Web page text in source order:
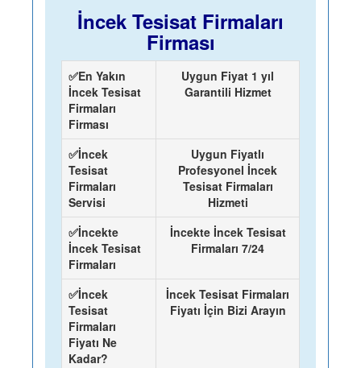
İncek Tesisat Firmaları
Firması
✅En Yakın
İncek Tesisat
Firmaları
Firması
Uygun Fiyat 1 yıl
Garantili Hizmet
✅İncek
Tesisat
Firmaları
Servisi
Uygun Fiyatlı
Profesyonel İncek
Tesisat Firmaları
Hizmeti
✅İncekte
İncek Tesisat
Firmaları
İncekte İncek Tesisat
Firmaları 7/24
✅İncek
Tesisat
Firmaları
Fiyatı Ne
Kadar?
İncek Tesisat Firmaları
Fiyatı İçin Bizi Arayın